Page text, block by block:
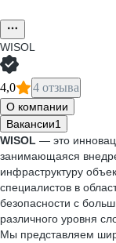
WISOL
4,0 4 отзыва
О компании
Вакансии1
WISOL — это
занимающаяся
инфраструктуру
специалистов в
безопасности с
различного уровня
Мы представляем